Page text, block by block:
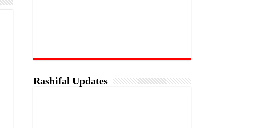
Rashifal Updates